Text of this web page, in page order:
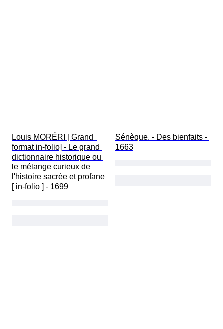
Louis MORÉRI [ Grand
format in-folio] - Le grand
dictionnaire historique ou
le mélange curieux de
l'histoire sacrée et profane
[ in-folio ] - 1699
Sénèque. - Des bienfaits -
1663